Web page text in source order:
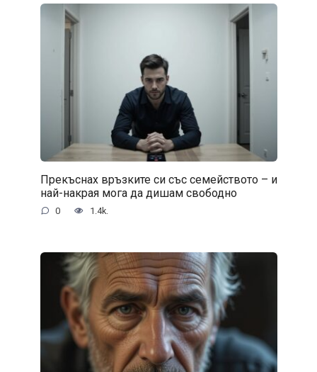
Прекъснах връзките си със семейството – и
най-накрая мога да дишам свободно
0 1.4k.